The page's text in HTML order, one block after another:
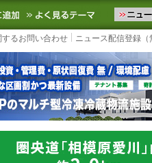
ニュースをお届けします
お気に入りに追加 よく見る
するお問い合わせ ニュース配信登録（